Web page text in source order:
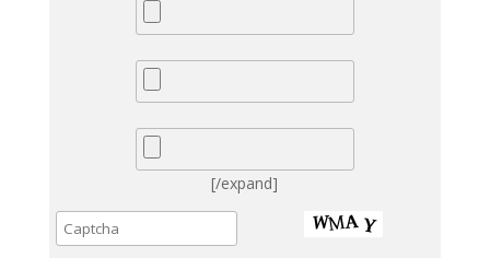
[/expand]